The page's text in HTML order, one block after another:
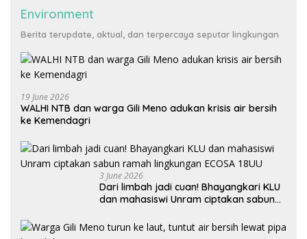
Environment
Berita terupdate, aktual, dan terpercaya seputar lingkungan
19 June 2026
WALHI NTB dan warga Gili Meno adukan krisis air bersih
ke Kemendagri
3 June 2026
Dari limbah jadi cuan! Bhayangkari KLU
dan mahasiswi Unram ciptakan sabun